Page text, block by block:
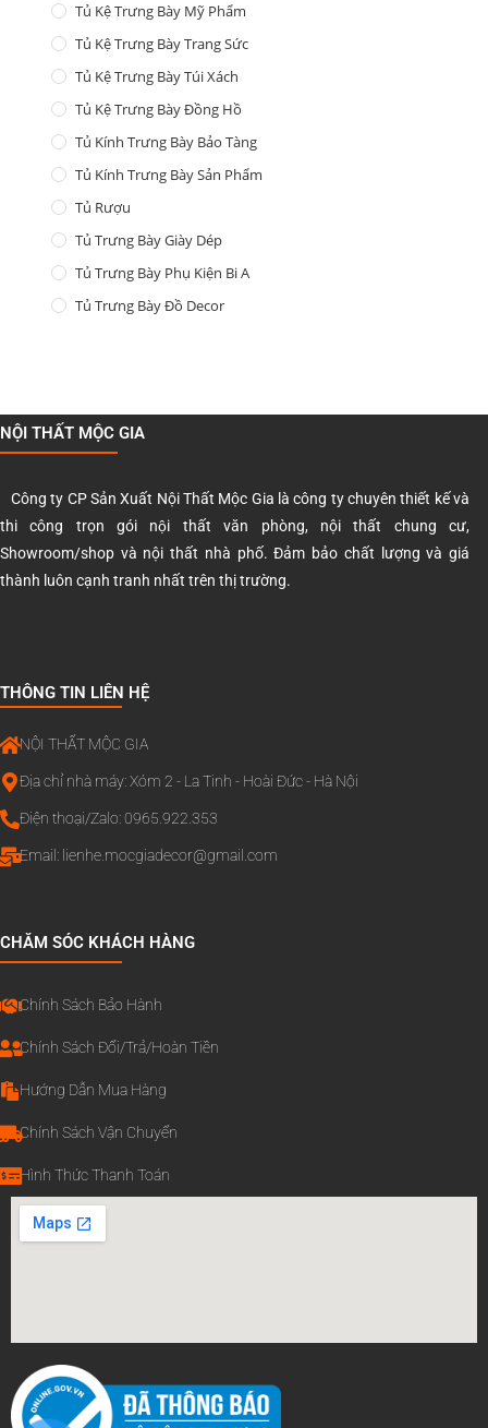
Tủ Kệ Trưng Bày Mỹ Phẩm
Tủ Kệ Trưng Bày Trang Sức
Tủ Kệ Trưng Bày Túi Xách
Tủ Kệ Trưng Bày Đồng Hồ
Tủ Kính Trưng Bày Bảo Tàng
Tủ Kính Trưng Bày Sản Phẩm
Tủ Rượu
Tủ Trưng Bày Giày Dép
Tủ Trưng Bày Phụ Kiện Bi A
Tủ Trưng Bày Đồ Decor
NỘI THẤT MỘC GIA
Công ty CP Sản Xuất Nội Thất Mộc Gia là công ty chuyên thiết kế và
thi công trọn gói nội thất văn phòng, nội thất chung cư,
Showroom/shop và nội thất nhà phố. Đảm bảo chất lượng và giá
thành luôn cạnh tranh nhất trên thị trường.
THÔNG TIN LIÊN HỆ
NỘI THẤT MỘC GIA
Địa chỉ nhà máy: Xóm 2 - La Tinh - Hoài Đức - Hà Nội
Điện thoại/Zalo: 0965.922.353
Email: lienhe.mocgiadecor@gmail.com
CHĂM SÓC KHÁCH HÀNG
Chính Sách Bảo Hành
Chính Sách Đổi/Trả/Hoàn Tiền
Hướng Dẫn Mua Hàng
Chính Sách Vận Chuyển
Hình Thức Thanh Toán